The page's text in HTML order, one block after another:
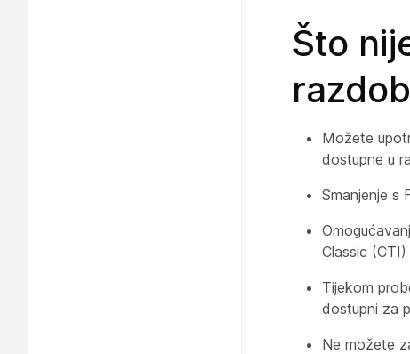
Što
Možete
dostupne u
Smanjenje s
Classic
Tijekom
dostupni za
Ne možete